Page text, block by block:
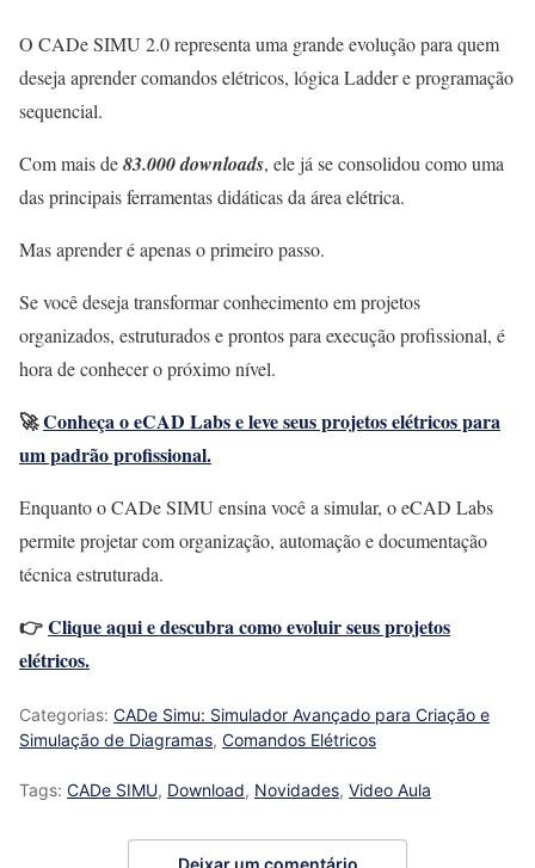
O CADe SIMU 2.0 representa uma grande evolução para quem
deseja aprender comandos elétricos, lógica Ladder e programação
sequencial.
Com mais de83.000 downloads, ele já se consolidou como uma
das principais ferramentas didáticas da área elétrica.
Mas aprender é apenas o primeiro passo.
Se você deseja transformar conhecimento em projetos
organizados, estruturados e prontos para execução profissional, é
hora de conhecer o próximo nível.
🚀Conheça o eCAD Labs e leve seus projetos elétricos para
um padrão profissional.
Enquanto o CADe SIMU ensina você a simular, o eCAD Labs
permite projetar com organização, automação e documentação
técnica estruturada.
👉Clique aqui e descubra como evoluir seus projetos
elétricos.
Categorias: CADe Simu: Simulador Avançado para Criação e
Simulação de Diagramas, Comandos Elétricos
Tags: CADe SIMU, Download, Novidades, Video Aula